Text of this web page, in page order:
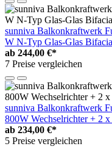
sunniva Balkonkraftwerk
W N-Typ Glas-Glas
ab 244,00 €*
7 Preise vergleichen
sunniva Balkonkraftwerk
800W Wechselrichter + 2
ab 234,00 €*
5 Preise vergleichen